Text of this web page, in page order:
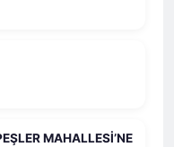
MAHALLESİ’NE